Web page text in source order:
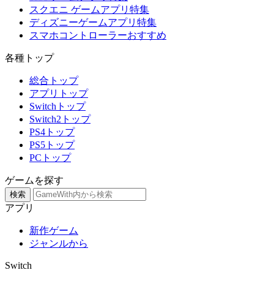
スクエニ ゲームアプリ特集
ディズニーゲームアプリ特集
スマホコントローラーおすすめ
各種トップ
総合トップ
アプリトップ
Switchトップ
Switch2トップ
PS4トップ
PS5トップ
PCトップ
ゲームを探す
検索
アプリ
新作ゲーム
ジャンルから
Switch